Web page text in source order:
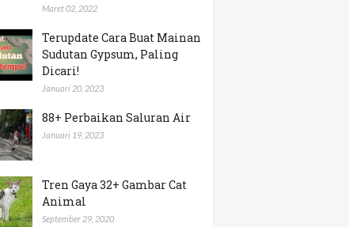
Maret 02, 2022
Terupdate Cara Buat Mainan
Sudutan Gypsum, Paling
Dicari!
Januari 20, 2023
88+ Perbaikan Saluran Air
Januari 19, 2023
Tren Gaya 32+ Gambar Cat
Animal
September 29, 2020